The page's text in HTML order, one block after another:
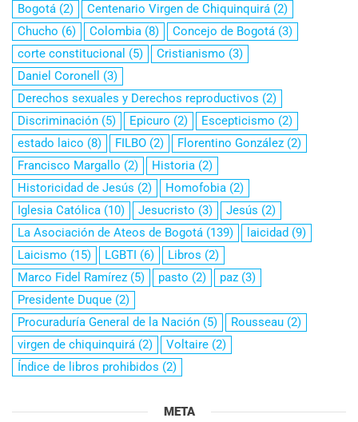
Bogotá (2) Centenario Virgen de Chiquinquirá (2)
Chucho (6) Colombia (8) Concejo de Bogotá (3)
corte constitucional (5) Cristianismo (3)
Daniel Coronell
(3)
Derechos sexuales y Derechos reproductivos (2)
Discriminación (5) Epicuro (2) Escepticismo (2)
estado laico (8) FILBO (2) Florentino González (2)
Francisco Margallo (2) Historia (2)
Historicidad de Jesús (2) Homofobia (2)
Iglesia Católica (10) Jesucristo (3) Jesús (2)
La Asociación de Ateos de Bogotá (139) laicidad (9)
Laicismo (15) LGBTI (6) Libros (2)
Marco Fidel Ramírez (5) pasto (2) paz (3)
Presidente Duque (2)
Procuraduría General de la Nación (5) Rousseau (2)
virgen de chiquinquirá (2) Voltaire (2)
Índice de libros prohibidos (2)
META